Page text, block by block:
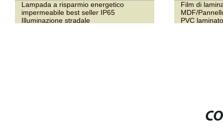
Lampada a risparmio energetico
impermeabile best seller IP65
Illuminazione stradale
Film di
MDF/
PVC